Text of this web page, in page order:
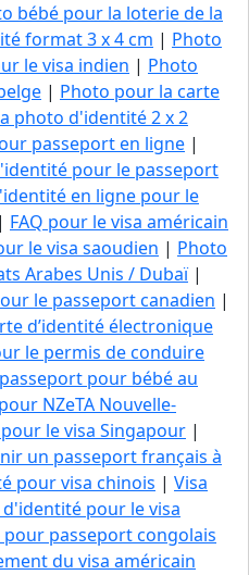
bébé pour la loterie de la
format 3 x 4 cm | Photo
le visa indien | Photo
| Photo pour la carte
photo d'identité 2 x 2
passeport en ligne |
pour le passeport
en ligne pour le
| FAQ pour le visa américain
le visa saoudien | Photo
Arabes Unis / Dubaï|
le passeport canadien |
d’identité électronique
le permis de conduire
pour bébé au
NZeTA Nouvelle-
le visa Singapour |
un passeport français à
pour visa chinois | Visa
pour le visa
passeport congolais
du visa américain